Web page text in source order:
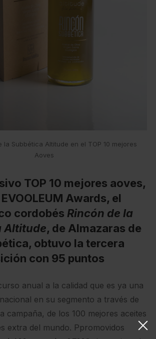
la Subbética Altitude en el TOP 10 mejores
Aoves
TOP 10 mejores aoves,
EVOOLEUM Awards, el
cordobés Rincón de la
Altitude, de Almazaras de
obtuvo la tercera
con 95 puntos
anual a la calidad que es ya una
en su segmento a través de
campaña, de los 100 mejores aceites
extra del mundo. Ppromovidos